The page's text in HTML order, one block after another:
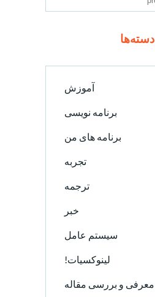
دسته‌ها
آموزش
برنامه نویسی
برنامه های من
تجربه
ترجمه
خبر
سیستم عامل
لینوکسیات!
معرفی و بررسی مقاله